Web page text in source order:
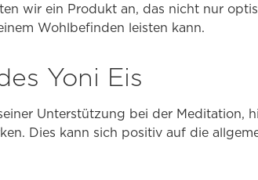
wir ein Produkt an, das nicht nur
Wohlbefinden leisten kann.
Yoni Eis
Unterstützung bei der Meditation,
Dies kann sich positiv auf die